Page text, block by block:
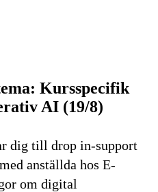
Kursspecifik
AI (19/8)
dig till drop in-support
anställda hos E-
om digital